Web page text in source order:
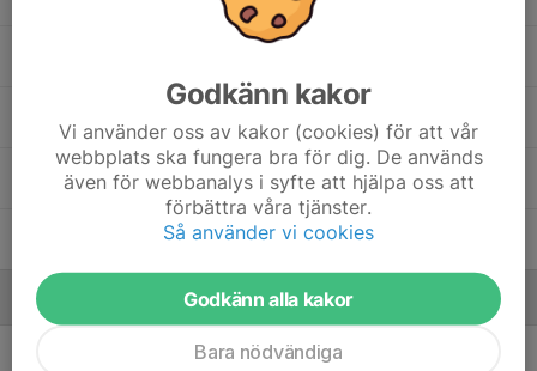
Sigge Klausen
Valter Sarvell
Ledare
Johan ErikssonTränare
Godkänn kakor
Vi använder oss av kakor (cookies) för att vår
webbplats ska fungera bra för dig. De används
även för webbanalys i syfte att hjälpa oss att
förbättra våra tjänster.
Så använder vi cookies
Godkänn alla kakor
Bara nödvändiga